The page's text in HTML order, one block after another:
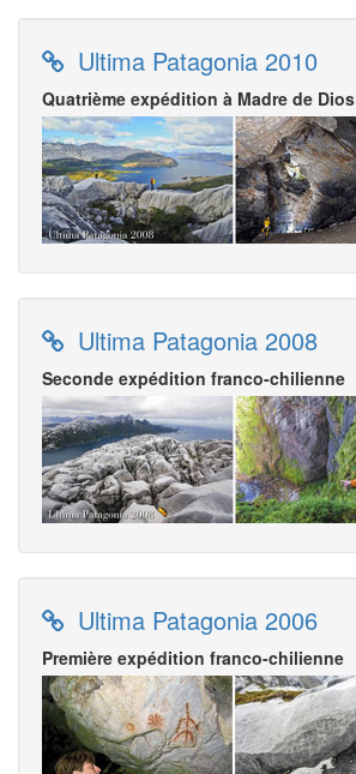
Ultima Patagonia 2010
Quatrième expédition à Madre de Dios
Ultima Patagonia 2008
Seconde expédition franco-chilienne
Ultima Patagonia 2006
Première expédition franco-chilienne